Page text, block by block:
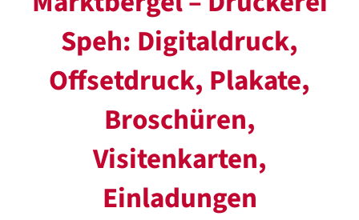
Speh: Digitaldruck,
Offsetdruck, Plakate,
Broschüren,
Visitenkarten,
Einladungen